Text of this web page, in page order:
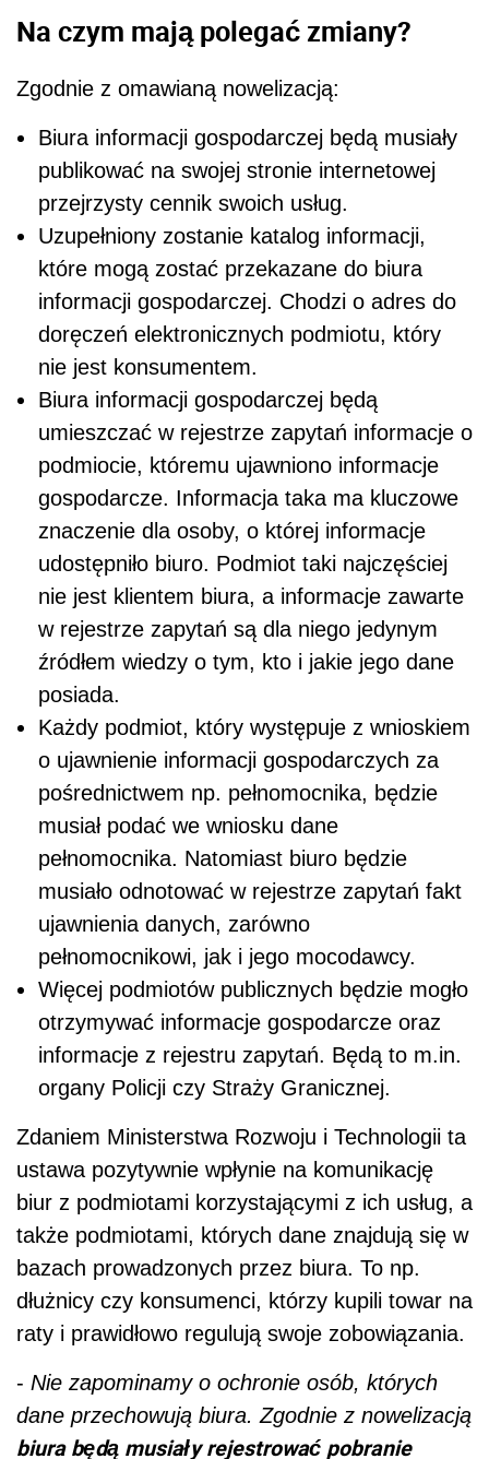
Na czym mają polegać zmiany?
Zgodnie z omawianą nowelizacją:
Biura informacji gospodarczej będą musiały
publikować na swojej stronie internetowej
przejrzysty cennik swoich usług.
Uzupełniony zostanie katalog informacji,
które mogą zostać przekazane do biura
informacji gospodarczej. Chodzi o adres do
doręczeń elektronicznych podmiotu, który
nie jest konsumentem.
Biura informacji gospodarczej będą
umieszczać w rejestrze zapytań informacje o
podmiocie, któremu ujawniono informacje
gospodarcze. Informacja taka ma kluczowe
znaczenie dla osoby, o której informacje
udostępniło biuro. Podmiot taki najczęściej
nie jest klientem biura, a informacje zawarte
w rejestrze zapytań są dla niego jedynym
źródłem wiedzy o tym, kto i jakie jego dane
posiada.
Każdy podmiot, który występuje z wnioskiem
o ujawnienie informacji gospodarczych za
pośrednictwem np. pełnomocnika, będzie
musiał podać we wniosku dane
pełnomocnika. Natomiast biuro będzie
musiało odnotować w rejestrze zapytań fakt
ujawnienia danych, zarówno
pełnomocnikowi, jak i jego mocodawcy.
Więcej podmiotów publicznych będzie mogło
otrzymywać informacje gospodarcze oraz
informacje z rejestru zapytań. Będą to m.in.
organy Policji czy Straży Granicznej.
Zdaniem Ministerstwa Rozwoju i Technologii ta
ustawa pozytywnie wpłynie na komunikację
biur z podmiotami korzystającymi z ich usług, a
także podmiotami, których dane znajdują się w
bazach prowadzonych przez biura. To np.
dłużnicy czy konsumenci, którzy kupili towar na
raty i prawidłowo regulują swoje zobowiązania.
- Nie zapominamy o ochronie osób, których
dane przechowują biura. Zgodnie z nowelizacją
biura będą musiały rejestrować pobranie